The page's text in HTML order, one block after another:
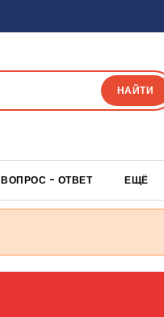
НАЙТИ
БЕСПЛАТНАЯ
Бесплатная
ВОПРОС - ОТВЕТ ЕЩЁ